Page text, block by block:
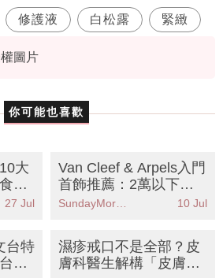
修護液 白松露 緊緻
圖片
你可能也喜歡
大
法
27 Jul
Van Cleef & Arpels入門
首飾推薦：2萬以下即
入手！經典四葉草款式
SundayMore編輯部 10 Jul
台特
預
濕疹戒口不是全部？皮
膚科醫生解構「皮膚屏